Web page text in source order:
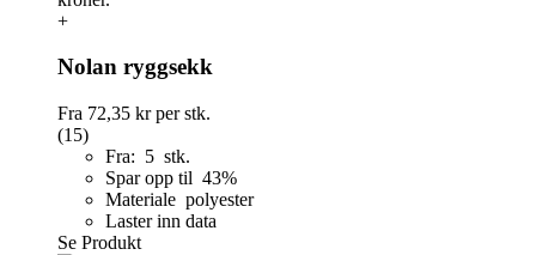
+
Nolan ryggsekk
Fra 72,35 krper stk.
(15)
Fra: 5 stk.
Spar opp til 43%
Materiale polyester
Laster inn data
Se Produkt